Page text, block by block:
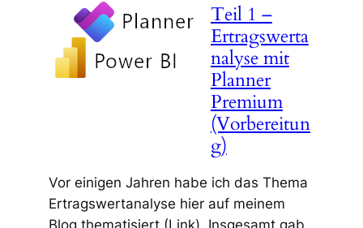
Teil 1 –
Ertragswerta
nalyse mit
Planner
Premium
(Vorbereitun
g)
Vor einigen Jahren habe ich das Thema
Ertragswertanalyse hier auf meinem